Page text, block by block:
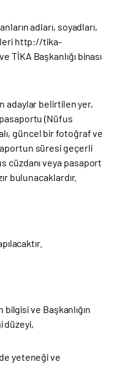
adları, soyadları,
http://tika-
Başkanlığı binası
adaylar belirtilen yer,
(Nüfus
güncel bir fotoğraf ve
süresi geçerli
cüzdanı veya pasaport
bulunacaklardır.
ve Başkanlığın
düzeyi,
yeteneği ve